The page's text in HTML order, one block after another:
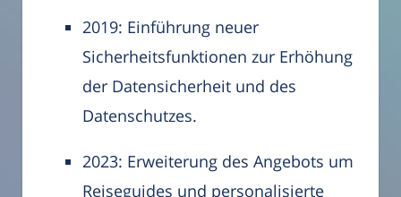
2019: Einführung neuer
Sicherheitsfunktionen zur Erhöhung
der Datensicherheit und des
Datenschutzes.
2023: Erweiterung des Angebots um
Reiseguides und personalisierte